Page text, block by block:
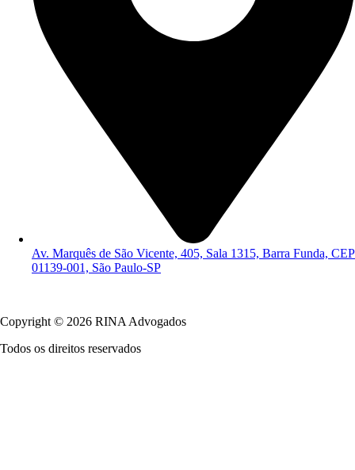
Av. Marquês de São Vicente, 405, Sala 1315, Barra Funda, CEP
01139-001, São Paulo-SP
Copyright © 2026 RINA Advogados
Todos os direitos reservados